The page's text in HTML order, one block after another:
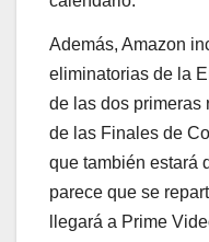
Además, Amazon
eliminatorias de la
de las dos primeras
de las Finales de
que también estará
parece que se
llegará a Prime